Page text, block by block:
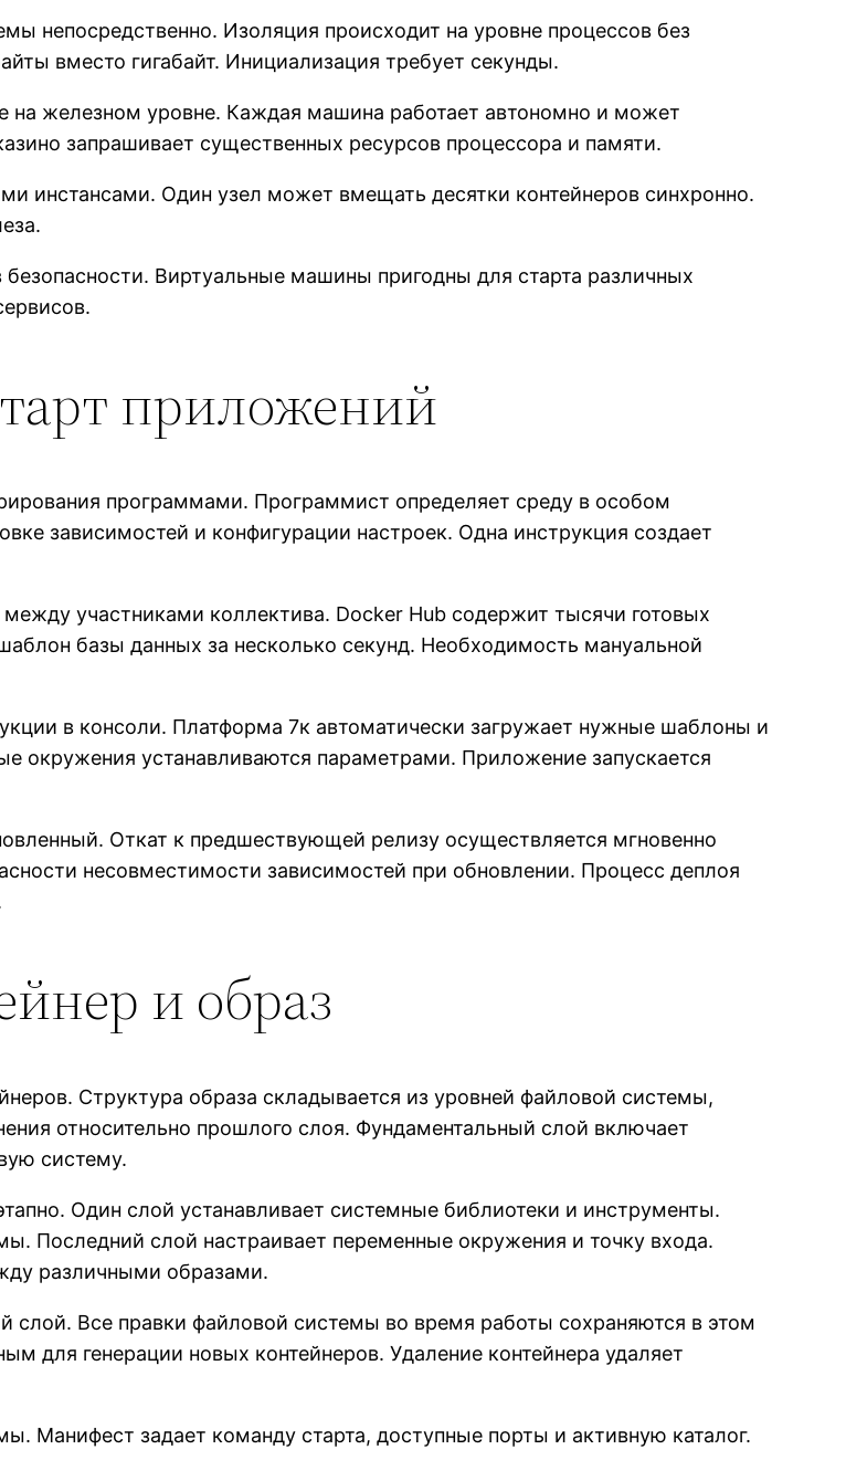
непосредственно. Изоляция происходит на уровне процессов без
вместо гигабайт. Инициализация требует секунды.
железном уровне. Каждая машина работает автономно и может
запрашивает существенных ресурсов процессора и памяти.
инстансами. Один узел может вмещать десятки контейнеров синхронно.
Виртуальные машины пригодны для старта различных
приложений
программами. Программист определяет среду в особом
зависимостей и конфигурации настроек. Одна инструкция создает
участниками коллектива. Docker Hub содержит тысячи готовых
базы данных за несколько секунд. Необходимость мануальной
в консоли. Платформа 7к автоматически загружает нужные шаблоны и
окружения устанавливаются параметрами. Приложение запускается
Откат к предшествующей релизу осуществляется мгновенно
несовместимости зависимостей при обновлении. Процесс деплоя
и образ
Структура образа складывается из уровней файловой системы,
относительно прошлого слоя. Фундаментальный слой включает
систему.
Один слой устанавливает системные библиотеки и инструменты.
Последний слой настраивает переменные окружения и точку входа.
различными образами.
слой. Все правки файловой системы во время работы сохраняются в этом
для генерации новых контейнеров. Удаление контейнера удаляет
Манифест задает команду старта, доступные порты и активную каталог.